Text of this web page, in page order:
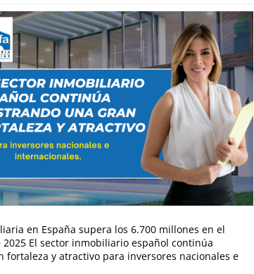
en España supera los 6.700 millones en el
El sector inmobiliario español continúa
fortaleza y atractivo para inversores nacionales e